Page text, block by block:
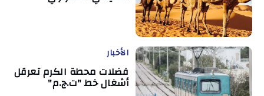
الأخبار
فضلات محطة الكرم تعرقل
أشغال خط "ت.ج.م"